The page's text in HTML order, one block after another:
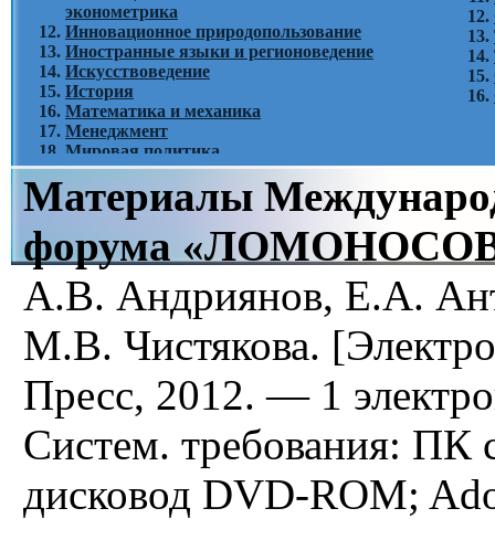
эконометрика
Инновационное природопользование
Иностранные языки и регионоведение
Искусствоведение
История
Математика и механика
Менеджмент
Мировая политика
Педагогическое образование и
образовательные технологии
Политические науки
Психология
Связи с общественностью и теория
коммуникации
Социология
Теория, история и методология перевода
Физика
Философия. Культурология.
Религиоведение
Фундаментальная медицина
Фундаментальное материаловедение и
Химия
Экономика
Материалы
форума
А.В. Андриянов, Е.А.
М.В. Чистякова.
Пресс, 2012. — 1
Систем. требования: ПК
дисковод DVD-ROM;